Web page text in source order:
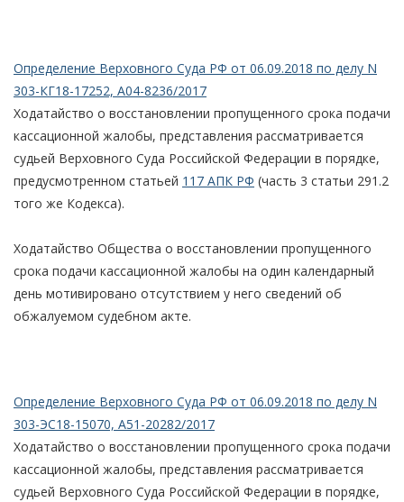
Определение Верховного Суда РФ от 06.09.2018 по делу N
303-КГ18-17252, А04-8236/2017
Ходатайство о восстановлении пропущенного срока подачи
кассационной жалобы, представления рассматривается
судьей Верховного Суда Российской Федерации в порядке,
предусмотренном статьей 117 АПК РФ (часть 3 статьи 291.2
того же Кодекса).
Ходатайство Общества о восстановлении пропущенного
срока подачи кассационной жалобы на один календарный
день мотивировано отсутствием у него сведений об
обжалуемом судебном акте.
Определение Верховного Суда РФ от 06.09.2018 по делу N
303-ЭС18-15070, А51-20282/2017
Ходатайство о восстановлении пропущенного срока подачи
кассационной жалобы, представления рассматривается
судьей Верховного Суда Российской Федерации в порядке,